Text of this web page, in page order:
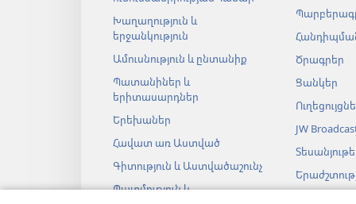
Խաղաղություն և
երջանկություն
Ամուսնություն և ընտանիք
Պատանիներ և
երիտասարդներ
Երեխաներ
Հավատ առ Աստված
Գիտություն և Աստվածաշունչ
Պատմություն և
Ծրագրեր
Ցանկեր
JW